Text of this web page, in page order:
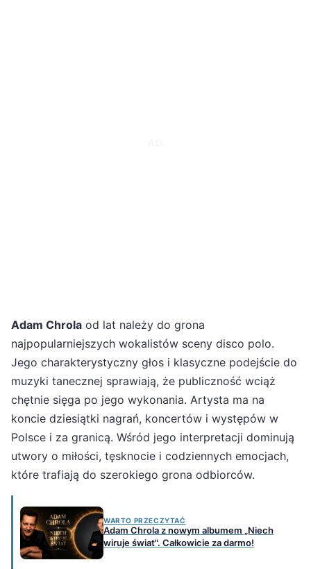
Adam Chrola od lat należy do grona
najpopularniejszych wokalistów sceny disco polo.
Jego charakterystyczny głos i klasyczne podejście do
muzyki tanecznej sprawiają, że publiczność wciąż
chętnie sięga po jego wykonania. Artysta ma na
koncie dziesiątki nagrań, koncertów i występów w
Polsce i za granicą. Wśród jego interpretacji dominują
utwory o miłości, tęsknocie i codziennych emocjach,
które trafiają do szerokiego grona odbiorców.
WARTO PRZECZYTAĆ
Adam Chrola z nowym albumem „Niech
wiruje świat". Całkowicie za darmo!